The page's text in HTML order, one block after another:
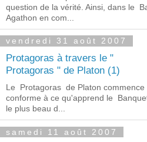
question de la vérité. Ainsi, dans le
Agathon en com...
vendredi 31 août 2007
Protagoras à travers le "
Protagoras " de Platon (1)
Le Protagoras de Platon commence
conforme à ce qu'apprend le
le plus beau d...
samedi 11 août 2007